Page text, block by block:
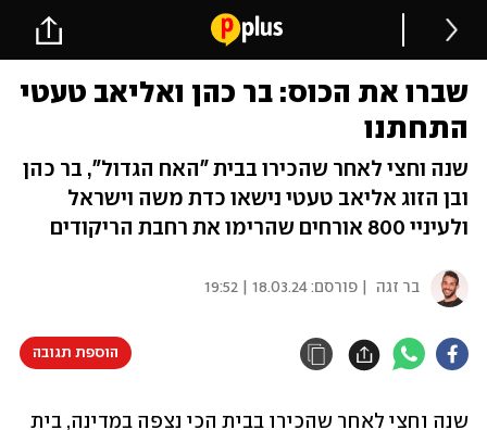
שברו את הכוס: בר כהן ואליאב טעטי
התחתנו
שנה וחצי לאחר שהכירו בבית "האח הגדול", בר כהן
ובן הזוג אליאב טעטי נישאו כדת משה וישראל
ולעיניי 800 אורחים שהרימו את רחבת הריקודים
בר זגה | פורסם:18.03.24 | 19:52
הוספת תגובה